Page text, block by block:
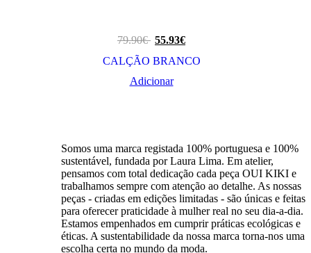
79.90€ 55.93€
CALÇÃO BRANCO
Adicionar
Somos uma marca registada 100% portuguesa e 100%
sustentável, fundada por Laura Lima. Em atelier,
pensamos com total dedicação cada peça OUI KIKI e
trabalhamos sempre com atenção ao detalhe. As nossas
peças - criadas em edições limitadas - são únicas e feitas
para oferecer praticidade à mulher real no seu dia-a-dia.
Estamos empenhados em cumprir práticas ecológicas e
éticas. A sustentabilidade da nossa marca torna-nos uma
escolha certa no mundo da moda.